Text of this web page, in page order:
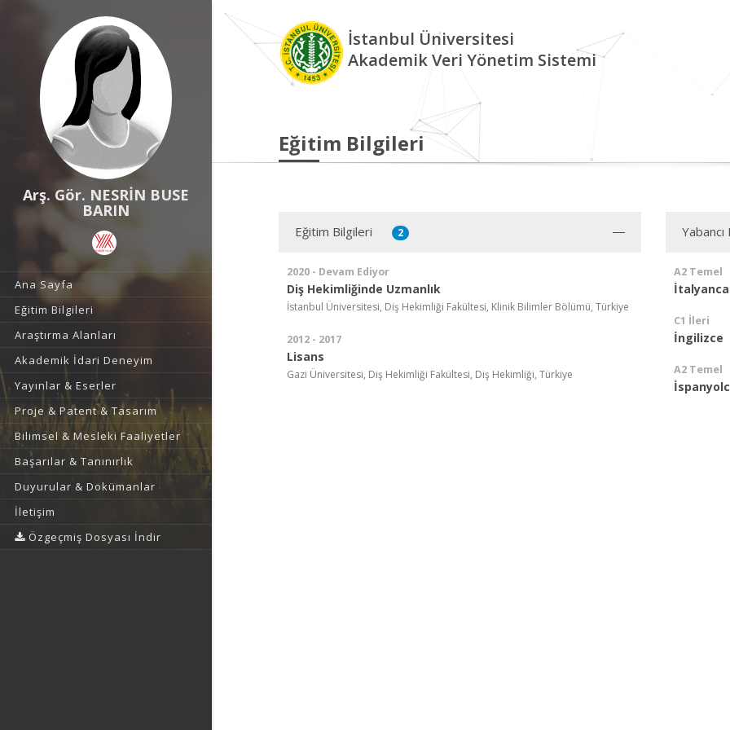
Arş. Gör. NESRİN BUSE
BARIN
Ana Sayfa
Eğitim Bilgileri
Araştırma Alanları
Akademik İdari Deneyim
Yayınlar & Eserler
Proje & Patent & Tasarım
Bilimsel & Mesleki Faaliyetler
Başarılar & Tanınırlık
Duyurular & Dokümanlar
İletişim
Özgeçmiş Dosyası İndir
İstanbul Üniversitesi
Akademik Veri Yönetim Sistemi
Eğitim Bilgileri
Eğitim Bilgileri 2
2020 - Devam Ediyor
Diş Hekimliğinde Uzmanlık
İstanbul Üniversitesi, Diş Hekimliği Fakültesi, Klinik Bilimler Bölümü, Türkiye
2012 - 2017
Lisans
Gazi Üniversitesi, Diş Hekimliği Fakültesi, Diş Hekimliği, Türkiye
A2 Temel
İtalyanca
C1 İleri
İngilizce
A2 Temel